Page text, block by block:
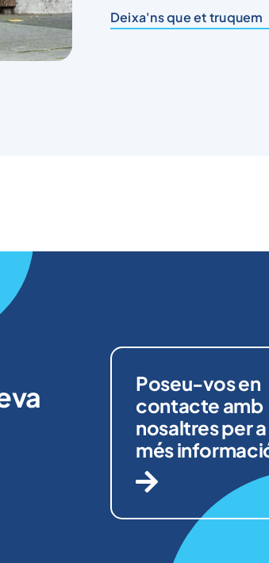
Deixa'ns que et truquem
Poseu-vos en
contacte amb
nosaltres per a
més